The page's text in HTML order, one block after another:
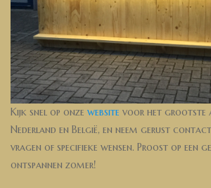
Kijk snel op onze website voor het grootste
Nederland en België, en neem gerust
vragen of specifieke wensen. Proost op een
ontspannen zomer!